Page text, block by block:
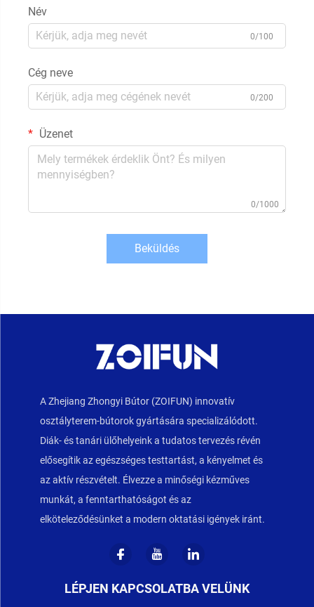
Név
0/100
Cég neve
0/200
Üzenet
0/1000
Beküldés
A Zhejiang Zhongyi Bútor (ZOIFUN) innovatív
osztályterem-bútorok gyártására specializálódott.
Diák- és tanári ülőhelyeink a tudatos tervezés révén
elősegítik az egészséges testtartást, a kényelmet és
az aktív részvételt. Élvezze a minőségi kézműves
munkát, a fenntarthatóságot és az
elköteleződésünket a modern oktatási igények iránt.
LÉPJEN KAPCSOLATBA VELÜNK